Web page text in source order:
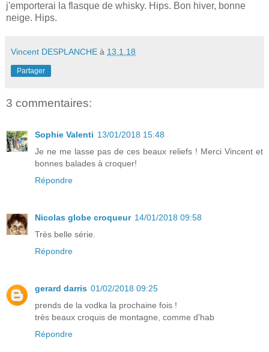
j'emporterai la flasque de whisky. Hips. Bon hiver, bonne
neige. Hips.
Vincent DESPLANCHE à 13.1.18
Partager
3 commentaires:
Sophie Valenti 13/01/2018 15:48
Je ne me lasse pas de ces beaux reliefs ! Merci Vincent et
bonnes balades à croquer!
Répondre
Nicolas globe croqueur 14/01/2018 09:58
Très belle série.
Répondre
gerard darris 01/02/2018 09:25
prends de la vodka la prochaine fois !
très beaux croquis de montagne, comme d'hab
Répondre